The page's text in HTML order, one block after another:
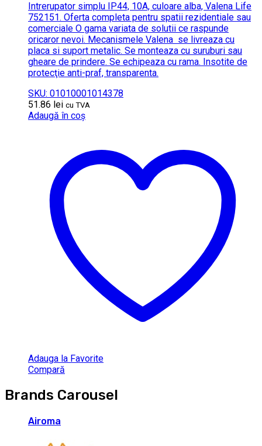
Intrerupator simplu IP44, 10A, culoare alba, Valena Life
752151. Oferta completa pentru spatii rezidentiale sau
comerciale O gama variata de solutii ce raspunde
oricaror nevoi. Mecanismele Valena se livreaza cu
placa si suport metalic. Se monteaza cu suruburi sau
gheare de prindere. Se echipeaza cu rama. Insotite de
protecţie anti-praf, transparenta.
SKU: 01010001014378
51.86 lei cu TVA
Adaugă în coș
Adauga la Favorite
Compară
Brands Carousel
Airoma